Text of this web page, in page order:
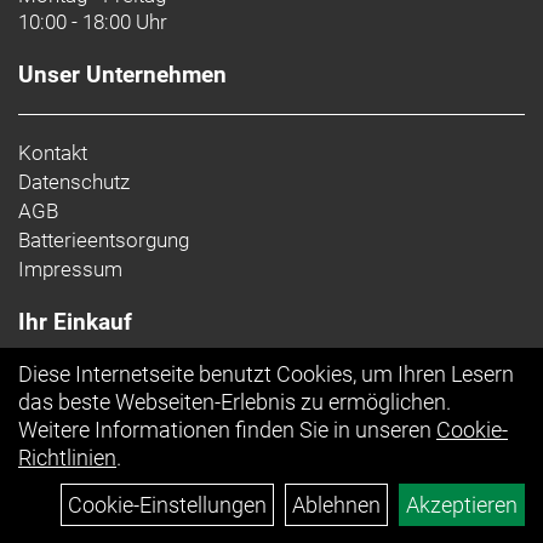
Kurbelsatz: SRAM RED AXS mit Powermeter, 40 Z.,
SRAM DUB, T47, mit Gewinde, innen gelagert
Kassette: SRAM XG-1271, 10-44 Z., 12fach
Kette: SRAM RED D1, 12fach
Lenker: Bontrager Pro IsoCore VR-SF, 38 cm
Klemmdurchmesser, 7 Grad, 70 mm Länge
Sattel: Verse Short Pro, Carbonstreben, 155 mm
Breite
Sattelstütze: Bontrager, Carbonsitzturmaufsatz,
5 mm Versatz, kurz
10:00 - 18:00 Uhr
Unser Unternehmen
Kontakt
Datenschutz
AGB
Batterieentsorgung
Impressum
Ihr Einkauf
Top Artikel
Diese Internetseite benutzt Cookies, um Ihren Lesern
das beste Webseiten-Erlebnis zu ermöglichen.
Weitere Informationen finden Sie in unseren Cookie-
Richtlinien.
Cookie-Einstellungen
Ablehnen Akzeptieren